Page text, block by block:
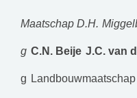
Maatschap D.H.
g C.N. Beije J.C. van
g